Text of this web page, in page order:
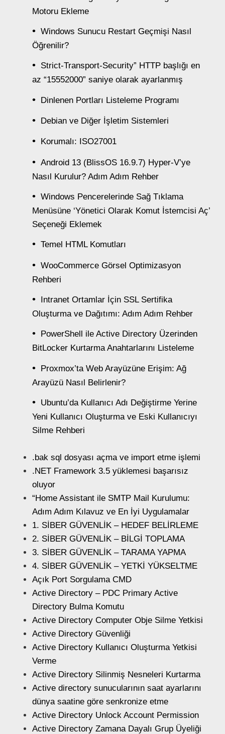
Motoru Ekleme
Windows Sunucu Restart Geçmişi Nasıl
Öğrenilir?
Strict-Transport-Security” HTTP başlığı en
az “15552000” saniye olarak ayarlanmış
Dinlenen Portları Listeleme Programı
Debian ve Diğer İşletim Sistemleri
Korumalı: ISO27001
Android 13 (BlissOS 16.9.7) Hyper-V’ye
Nasıl Kurulur? Adım Adım Rehber
Windows Pencerelerinde Sağ Tıklama
Menüsüne ‘Yönetici Olarak Komut İstemcisi Aç’
Seçeneği Eklemek
Temel HTML Komutları
WooCommerce Görsel Optimizasyon
Rehberi
Intranet Ortamlar İçin SSL Sertifika
Oluşturma ve Dağıtımı: Adım Adım Rehber
PowerShell ile Active Directory Üzerinden
BitLocker Kurtarma Anahtarlarını Listeleme
Proxmox’ta Web Arayüzüne Erişim: Ağ
Arayüzü Nasıl Belirlenir?
Ubuntu’da Kullanıcı Adı Değiştirme Yerine
Yeni Kullanıcı Oluşturma ve Eski Kullanıcıyı
Silme Rehberi
.bak sql dosyası açma ve import etme işlemi
.NET Framework 3.5 yüklemesi başarısız
oluyor
“Home Assistant ile SMTP Mail Kurulumu:
Adım Adım Kılavuz ve En İyi Uygulamalar
1. SİBER GÜVENLİK – HEDEF BELİRLEME
2. SİBER GÜVENLİK – BİLGİ TOPLAMA
3. SİBER GÜVENLİK – TARAMA YAPMA
4. SİBER GÜVENLİK – YETKİ YÜKSELTME
Açık Port Sorgulama CMD
Active Directory – PDC Primary Active
Directory Bulma Komutu
Active Directory Computer Obje Silme Yetkisi
Active Directory Güvenliği
Active Directory Kullanıcı Oluşturma Yetkisi
Verme
Active Directory Silinmiş Nesneleri Kurtarma
Active directory sunucularının saat ayarlarını
dünya saatine göre senkronize etme
Active Directory Unlock Account Permission
Active Directory Zamana Dayalı Grup Üyeliği